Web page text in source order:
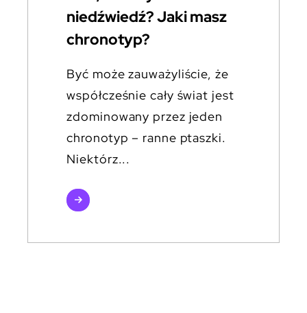
niedźwiedź? Jaki masz
chronotyp?
Być może zauważyliście, że
współcześnie cały świat jest
zdominowany przez jeden
chronotyp – ranne ptaszki.
Niektórz...
czytaj
więcej